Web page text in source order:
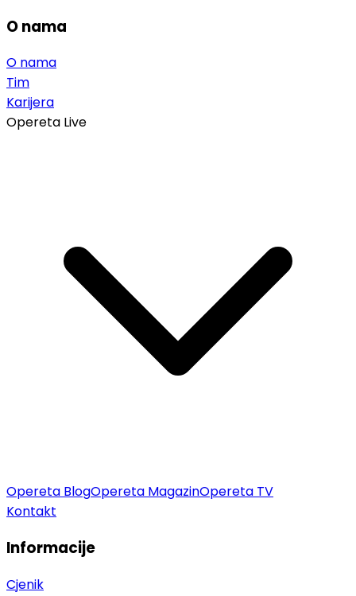
O nama
O nama
Tim
Karijera
Opereta Live
Opereta BlogOpereta MagazinOpereta TV
Kontakt
Informacije
Cjenik